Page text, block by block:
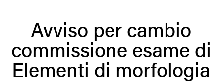
Avviso per cambio
commissione esame di
Elementi di morfologia